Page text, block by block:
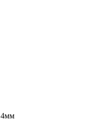
4мм